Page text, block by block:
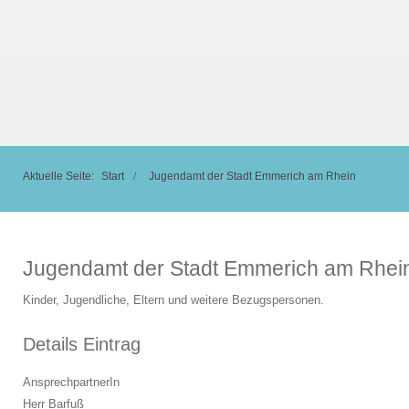
Aktuelle Seite: Start Jugendamt der Stadt Emmerich am Rhein
Jugendamt der Stadt Emmerich am
Kinder, Jugendliche, Eltern und weitere Bezugspersonen.
Details Eintrag
AnsprechpartnerIn
Herr Barfuß